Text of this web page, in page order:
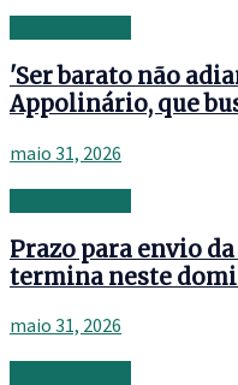
'Ser barato não
Appolinário, que
maio 31, 2026
Prazo para envio
termina neste
maio 31, 2026